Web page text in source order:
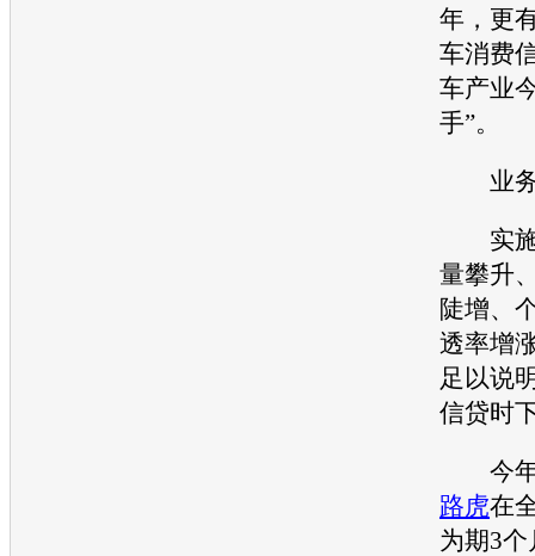
年，更
车消费
车产业
手”。
业务
实施
量攀升
陡增、
透率增
足以说
信贷时
今年
路虎在
为期3个